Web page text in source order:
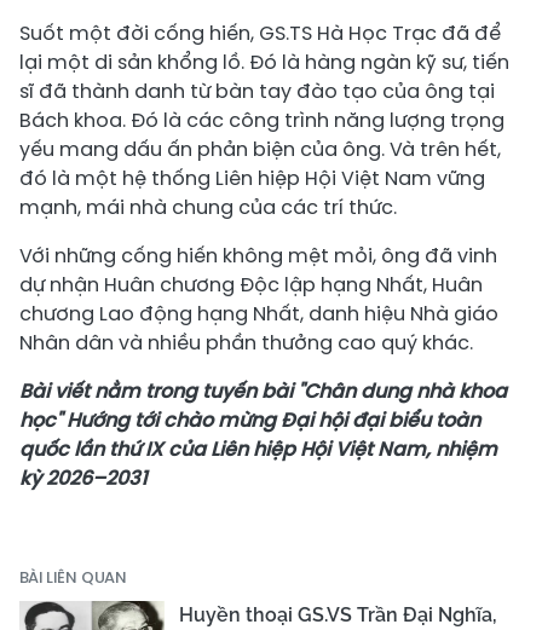
Suốt một đời cống hiến, GS.TS Hà Học Trạc đã để
lại một di sản khổng lồ. Đó là hàng ngàn kỹ sư, tiến
sĩ đã thành danh từ bàn tay đào tạo của ông tại
Bách khoa. Đó là các công trình năng lượng trọng
yếu mang dấu ấn phản biện của ông. Và trên hết,
đó là một hệ thống Liên hiệp Hội Việt Nam vững
mạnh, mái nhà chung của các trí thức.
Với những cống hiến không mệt mỏi, ông đã vinh
dự nhận Huân chương Độc lập hạng Nhất, Huân
chương Lao động hạng Nhất, danh hiệu Nhà giáo
Nhân dân và nhiều phần thưởng cao quý khác.
Bài viết nằm trong tuyến bài "Chân dung nhà khoa
học" Hướng tới chào mừng Đại hội đại biểu toàn
quốc lần thứ IX của Liên hiệp Hội Việt Nam, nhiệm
kỳ 2026–2031
BÀI LIÊN QUAN
Huyền thoại GS.VS Trần Đại Nghĩa,